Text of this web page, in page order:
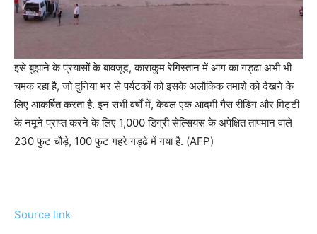
इसे बुझाने के प्रयासों के बावजूद, काराकुम रेगिस्तान में आग का गड्ढा अभी भी
चमक रहा है, जो दुनिया भर से पर्यटकों को इसके अलौकिक तमाशे को देखने के
लिए आकर्षित करता है. इन सभी वर्षों में, केवल एक आदमी गैस रीडिंग और मिट्टी
के नमूने प्राप्त करने के लिए 1,000 डिग्री सेल्सियस के अपेक्षित तापमान वाले
230 फुट चौड़े, 100 फुट गहरे गड्ढे में गया है. (AFP)
Source link